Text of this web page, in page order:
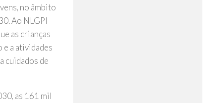
no âmbito
Ao NLGPI
as crianças
e a atividades
cuidados de
as 161 mil